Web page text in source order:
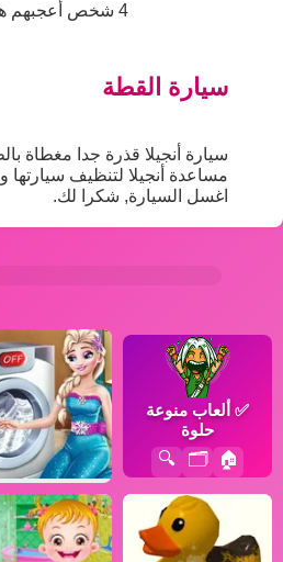
4 شخص أعجبهم هذه اللعبة، انضم إليهم!
سيارة القطة
سيارة أنجيلا قذرة جدا مغطاة
مساعدة أنجيلا لتنظيف سيارتها
اغسل السيارة, شكرا لك.
✅ ألعاب منوعة
حلوة
🏠
🗂️
🔍